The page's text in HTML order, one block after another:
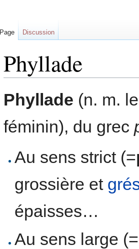
Phyllade
Phyllade (n. m.
féminin), du grec
Au sens strict (=
grossière et
épaisses…
Au sens large (=
Page Discussion